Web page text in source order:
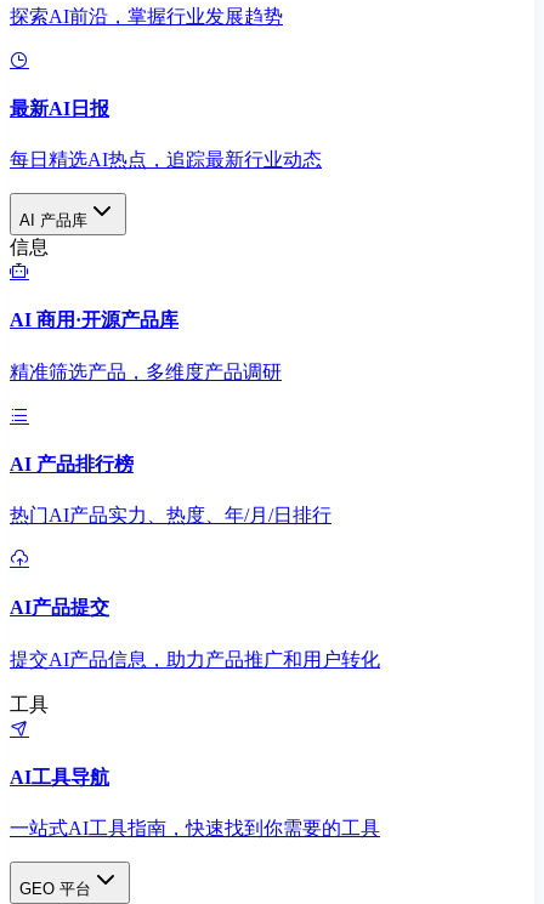
探索AI前沿，掌握行业发展趋势
最新AI日报
每日精选AI热点，追踪最新行业动态
AI 产品库
信息
AI 商用·开源产品库
精准筛选产品，多维度产品调研
AI 产品排行榜
热门AI产品实力、热度、年/月/日排行
AI产品提交
提交AI产品信息，助力产品推广和用户转化
工具
AI工具导航
一站式AI工具指南，快速找到你需要的工具
GEO 平台